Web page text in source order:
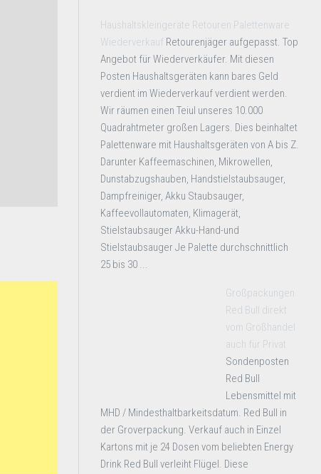
Haushaltskleingeräte Retouren Palettenware
Wiederverkauf Retourenjäger aufgepasst. Top
Angebot für Wiederverkäufer. Mit diesen
Posten Haushaltsgeräten kann bares Geld
verdient im Wiederverkauf verdient werden.
Wir räumen einen Teiul unseres 10.000
Quadrahtmeter großen Lagers. Dies beinhaltet
Palettenware mit Haushaltsgeräten von A bis Z.
Darunter Kaffeemaschinen, Mikrowellen,
Dunstabzugshauben, Handstielstaubsauger,
Dampfreiniger, Akku Staubsauger,
Kaffeevollautomaten, Klimagerät,
Stielstaubsauger Akku-Hand-und
Stielstaubsauger Je Palette durchschnittlich
25 bis 30 ...
Großpackungen
Red Bull direkt
vom Großhandel
auch für Privat
Sondenposten
Red Bull
Lebensmittel mit
MHD / Mindesthaltbarkeitsdatum. Red Bull in
der Groverpackung. Verkauf auch in Einzel
Kartons mit je 24 Dosen vom beliebten Energy
Drink Red Bull verleiht Flügel. Diese